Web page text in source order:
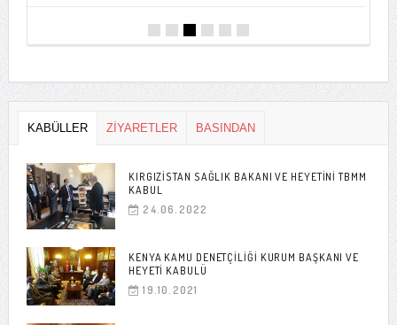
KABÜLLER ZİYARETLER BASINDAN
KIRGIZISTAN SAĞLIK BAKANI VE HEYETINI TBMM
KABUL
24.06.2022
KENYA KAMU DENETÇILIĞI KURUM BAŞKANI VE
HEYETI KABULÜ
19.10.2021